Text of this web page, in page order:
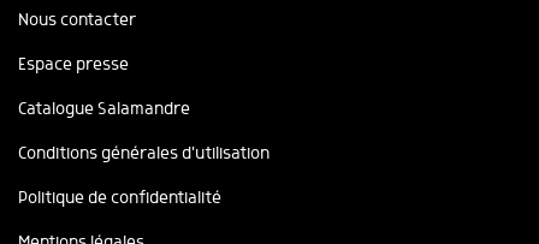
Nous contacter
Espace presse
Catalogue Salamandre
Conditions générales d'utilisation
Politique de confidentialité